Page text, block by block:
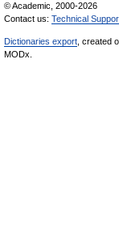
© Academic, 2000-2026
Contact us: Technical
Dictionaries export , created
MODx.